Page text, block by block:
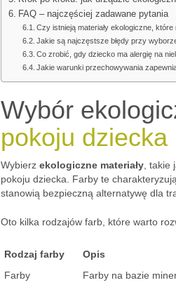
FAQ – najczęściej zadawane pytania
Czy istnieją materiały ekologiczne,
Jakie są najczęstsze błędy przy
Co zrobić, gdy dziecko ma alergię na
Jakie warunki przechowywania
Wybór
pokoju dziecka
Wybierz ekologiczne materiały ,
pokoju dziecka. Farby te
stanowią bezpieczną alternatywę dla
Oto kilka rodzajów farb, które warto
Rodzaj farby Opis
Farby
Farby na bazie